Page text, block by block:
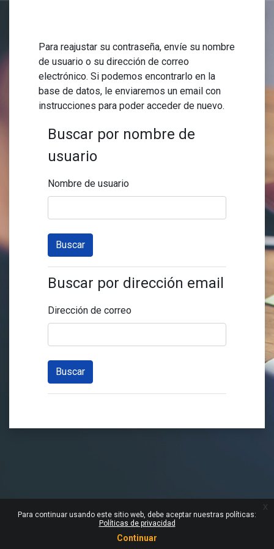
Para reajustar su contraseña, envíe su nombre
de usuario o su dirección de correo
electrónico. Si podemos encontrarlo en la
base de datos, le enviaremos un email con
instrucciones para poder acceder de nuevo.
Buscar por nombre de
usuario
Nombre de usuario
Buscar por dirección email
Dirección de correo
Para continuar usando este sitio web, debe aceptar nuestras políticas:
Políticas de privacidad
Continuar
x